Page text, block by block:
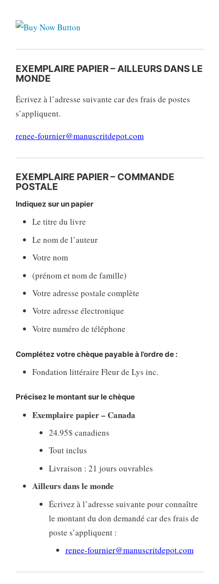
EXEMPLAIRE PAPIER – AILLEURS DANS LE
MONDE
Écrivez à l’adresse suivante car des frais de postes
s’appliquent.
renee-fournier@manuscritdepot.com
EXEMPLAIRE PAPIER – COMMANDE
POSTALE
Indiquez sur un papier
Le titre du livre
Le nom de l’auteur
Votre nom
(prénom et nom de famille)
Votre adresse postale complète
Votre adresse électronique
Votre numéro de téléphone
Complétez votre chèque payable à l’ordre de :
Fondation littéraire Fleur de Lys inc.
Précisez le montant sur le chèque
Exemplaire papier – Canada
24.95$ canadiens
Tout inclus
Livraison : 21 jours ouvrables
Ailleurs dans le monde
Écrivez à l’adresse suivante pour connaître
le montant du don demandé car des frais de
poste s’appliquent :
renee-fournier@manuscritdepot.com